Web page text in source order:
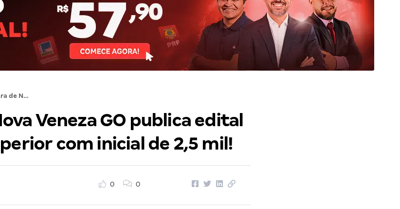
Câmara de Nova Veneza GO publica edital para nível superior com inicial de 2,5 mil!
Veneza GO publica edital
com inicial de 2,5 mil!
0 0